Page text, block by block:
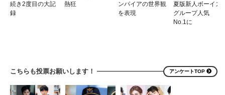
続き2度目の大記
録
熱狂
ンパイアの世界観
を表現
夏版新人ボーイズ
グループ人気
No.1に
こちらも投票お願いします！ アンケートTOP